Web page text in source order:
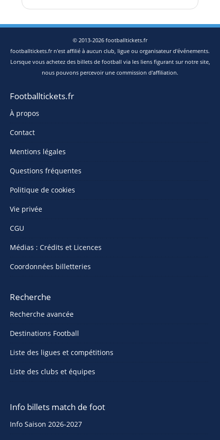
© 2013-2026 footballtickets.fr
footballtickets.fr n'est affilié à aucun club, ligue ou organisateur d'événements.
Lorsque vous achetez des billets de football via les liens figurant sur notre site,
nous pouvons percevoir une commission d'affiliation.
Footballtickets.fr
À propos
Contact
Mentions légales
Questions fréquentes
Politique de cookies
Vie privée
CGU
Médias : Crédits et Licences
Coordonnées billetteries
Recherche
Recherche avancée
Destinations Football
Liste des ligues et compétitions
Liste des clubs et équipes
Info billets match de foot
Info Saison 2026-2027